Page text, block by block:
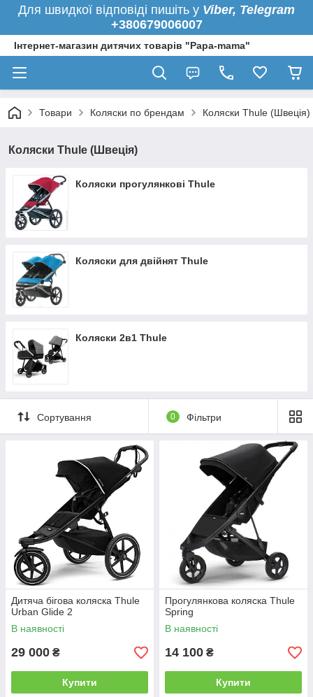
Для швидкої відповіді пишіть у Viber, Telegram
+380679006007
Інтернет-магазин дитячих товарів "Papa-mama"
Товари Коляски по брендам Коляски Thule (Швеція)
Коляски Thule (Швеція)
Коляски прогулянкові Thule
Коляски для двійнят Thule
Коляски 2в1 Thule
Сортування 0 Фільтри
Дитяча бігова коляска Thule
Urban Glide 2
В наявності
29 000 ₴
Купити
Прогулянкова коляска Thule
Spring
В наявності
14 100 ₴
Купити